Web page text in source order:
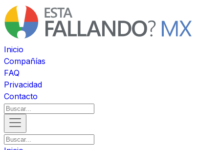
Inicio
Compañías
FAQ
Privacidad
Contacto